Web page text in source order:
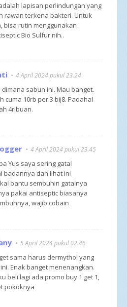
lapisan perlindungan yang
rawan terkena bakteri. Untuk
bisa rutin menggunakan
Bio Sulfur nih..
4 April 2024 pukul 23.24
dimana sabun ini. Mau banget.
cuma 10rb per 3 bij8. Padahal
4ribuan.
4 April 2024 pukul 23.45
Yus saya sering gatal
badannya dan lihat ini
bantu sembuhin gatalnya
pakai antiseptic biasanya
wajib cobain
5 April 2024 pukul 02.46
sama harus dermythol yang
Enak banget menenangkan.
beli lagi ada promo buy 1 get 1,
pokoknya